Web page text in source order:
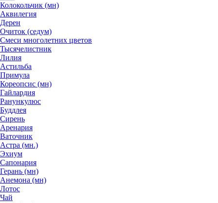
Колокольчик (мн)
Аквилегия
Дерен
Очиток (седум)
Смеси многолетних цветов
Тысячелистник
Лилия
Астильба
Примула
Кореопсис (мн)
Гайлардия
Ранункулюс
Буддлея
Сирень
Аренария
Ваточник
Астра (мн.)
Эхиум
Сапонария
Герань (мн)
Анемона (мн)
Лотос
Чай